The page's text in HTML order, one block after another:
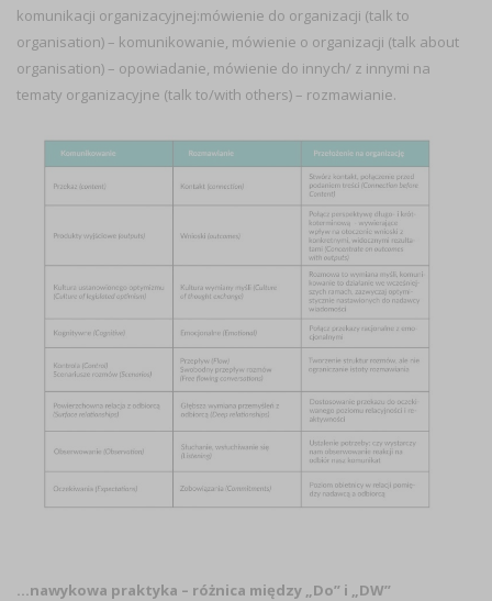
komunikacji organizacyjnej:mówienie do organizacji (talk to
organisation) – komunikowanie, mówienie o organizacji (talk about
organisation) – opowiadanie, mówienie do innych/ z innymi na
tematy organizacyjne (talk to/with others) – rozmawianie.
…nawykowa praktyka – różnica między „Do” i „DW”